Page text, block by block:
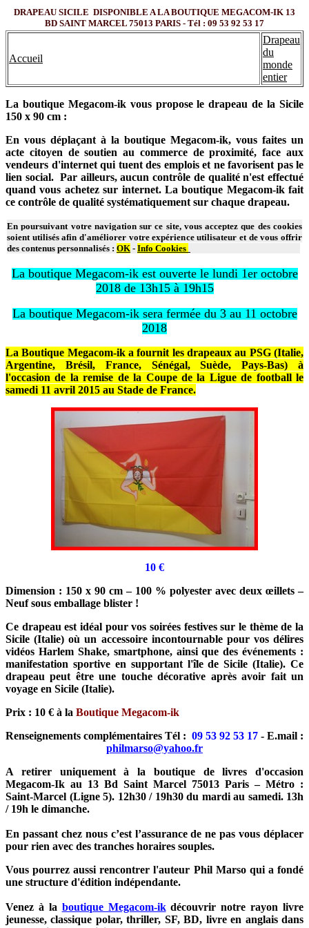
DRAPEAU SICILE DISPONIBLE A LA BOUTIQUE MEGACOM-IK 13
BD SAINT MARCEL 75013 PARIS - Tél : 09 53 92 53 17
Accueil
Drapeau
du
monde
entier
La boutique Megacom-ik vous propose le drapeau de la Sicile
150 x 90 cm :
En vous déplaçant à la boutique Megacom-ik, vous faites un
acte citoyen de soutien au commerce de proximité, face aux
vendeurs d'internet qui tuent des emplois et ne favorisent pas le
lien social. Par ailleurs, aucun contrôle de qualité n'est effectué
quand vous achetez sur internet. La boutique Megacom-ik fait
ce contrôle de qualité systématiquement sur chaque drapeau.
En poursuivant votre navigation sur ce site, vous acceptez que des cookies
soient utilisés afin d'améliorer votre expérience utilisateur et de vous offrir
des contenus personnalisés : OK - Info Cookies
La boutique Megacom-ik est ouverte le lundi 1er octobre
2018 de 13h15 à 19h15
La boutique Megacom-ik sera fermée du 3 au 11 octobre
2018
La Boutique Megacom-ik a fournit les drapeaux au PSG (Italie,
Argentine, Brésil, France, Sénégal, Suède, Pays-Bas) à
l'occasion de la remise de la Coupe de la Ligue de football le
samedi 11 avril 2015 au Stade de France.
10 €
Dimension : 150 x 90 cm – 100 % polyester avec deux œillets –
Neuf sous emballage blister !
Ce drapeau est idéal pour vos soirées festives sur le thème de la
Sicile (Italie) où un accessoire incontournable pour vos délires
vidéos Harlem Shake, smartphone, ainsi que des événements :
manifestation sportive en supportant l'île de Sicile (Italie). Ce
drapeau peut être une touche décorative après avoir fait un
voyage en Sicile (Italie).
Prix : 10 € à la Boutique Megacom-ik
Renseignements complémentaires Tél : 09 53 92 53 17 - E.mail :
philmarso@yahoo.fr
A retirer uniquement à la boutique de livres d'occasion
Megacom-Ik au 13 Bd Saint Marcel 75013 Paris – Métro :
Saint-Marcel (Ligne 5). 12h30 / 19h30 du mardi au samedi. 13h
/ 19h le dimanche.
En passant chez nous c’est l’assurance de ne pas vous déplacer
pour rien avec des tranches horaires souples.
Vous pourrez aussi rencontrer l'auteur Phil Marso qui a fondé
une structure d'édition indépendante.
Venez à la boutique Megacom-ikdécouvrir notre rayon livre
jeunesse, classique polar, thriller, SF, BD, livre en anglais dans